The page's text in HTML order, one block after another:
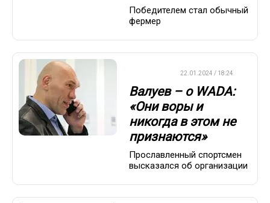
Победителем стал обычный
фермер
22.01.2024 / 18:24
Валуев – о WADA:
«Они воры и
никогда в этом не
признаются»
Прославленный спортсмен
высказался об организации